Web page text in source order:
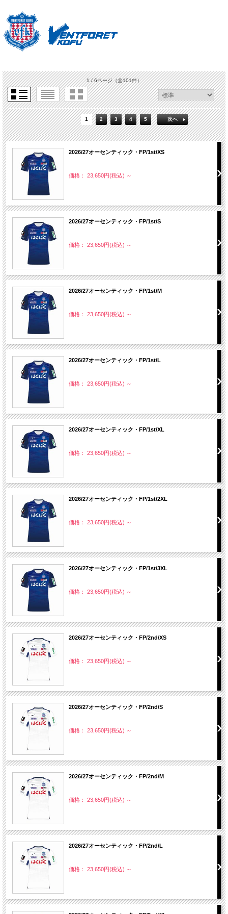
1 / 6ページ（全101件）
1 2 3 4 5 次へ
2026/27オーセンティック・FP/1st/XS
価格： 23,650円(税込) ～
2026/27オーセンティック・FP/1st/S
価格： 23,650円(税込) ～
2026/27オーセンティック・FP/1st/M
価格： 23,650円(税込) ～
2026/27オーセンティック・FP/1st/L
価格： 23,650円(税込) ～
2026/27オーセンティック・FP/1st/XL
価格： 23,650円(税込) ～
2026/27オーセンティック・FP/1st/2XL
価格： 23,650円(税込) ～
2026/27オーセンティック・FP/1st/3XL
価格： 23,650円(税込) ～
2026/27オーセンティック・FP/2nd/XS
価格： 23,650円(税込) ～
2026/27オーセンティック・FP/2nd/S
価格： 23,650円(税込) ～
2026/27オーセンティック・FP/2nd/M
価格： 23,650円(税込) ～
2026/27オーセンティック・FP/2nd/L
価格： 23,650円(税込) ～